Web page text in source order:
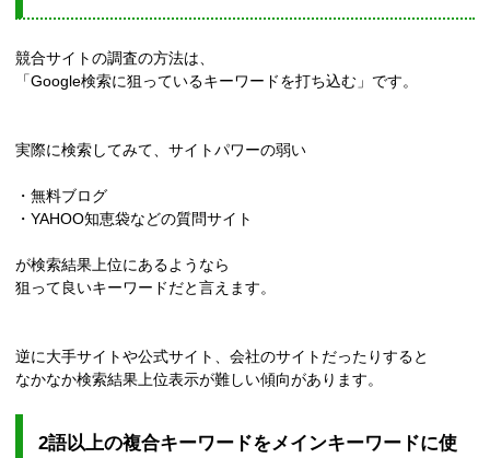
競合サイトの調査の方法は、
「Google検索に狙っているキーワードを打ち込む」です。
実際に検索してみて、サイトパワーの弱い
・無料ブログ
・YAHOO知恵袋などの質問サイト
が検索結果上位にあるようなら
狙って良いキーワードだと言えます。
逆に大手サイトや公式サイト、会社のサイトだったりすると
なかなか検索結果上位表示が難しい傾向があります。
2語以上の複合キーワードをメインキーワードに使